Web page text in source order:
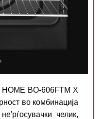
BO-606FTM X
во комбинација
челик,